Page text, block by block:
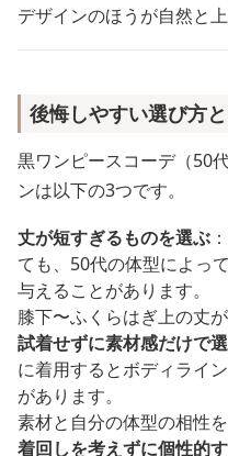
デザインのほうが自然と
後悔しやすい選び方
黒ワンピースコーデ（50
ンは以下の3つです。
丈が短すぎるものを選ぶ
ても、50代の体型によっ
与えることがあります。
膝下〜ふくらはぎ上の丈
試着せずに素材感だけで
に着用するとボディライ
があります。
素材と自分の体型の相性
着回しを考えずに個性的